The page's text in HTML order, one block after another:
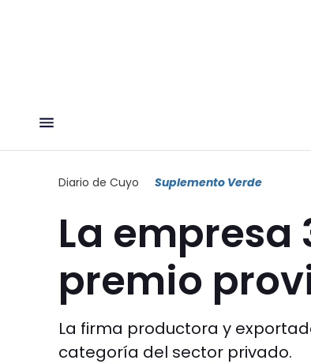
Diario de Cuyo Suplemento Verde
La empresa
premio
La firma productora y
categoría del sector privado.